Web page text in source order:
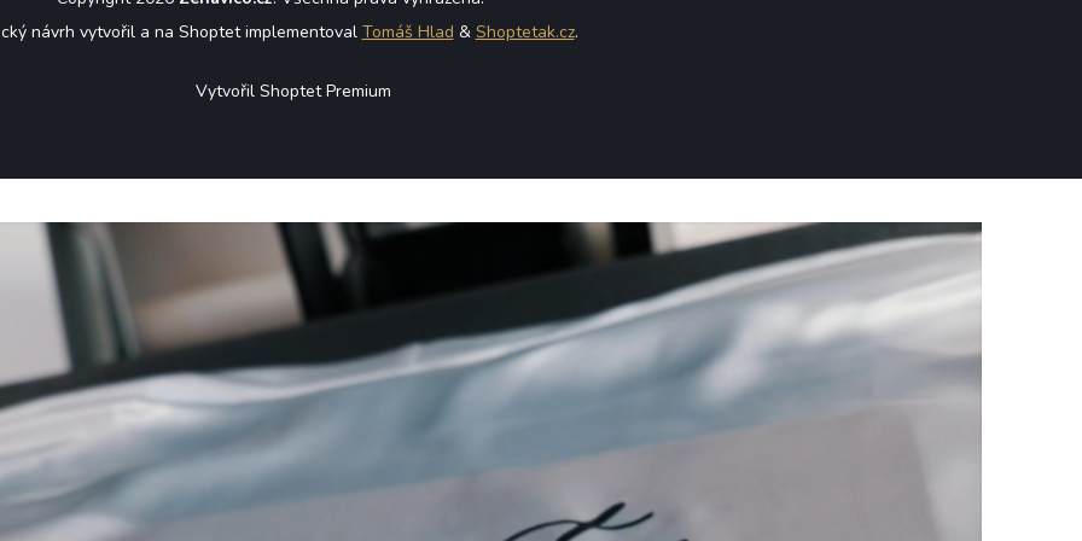
návrh vytvořil a na Shoptet implementoval Tomáš Hlad & Shoptetak.cz.
Vytvořil Shoptet Premium